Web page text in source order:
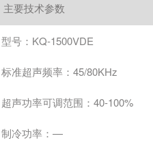
主要技术参数
型号：KQ-1500VDE
标准超声频率：45/80KHz
超声功率可调范围：40-100%
制冷功率：—